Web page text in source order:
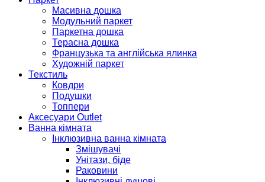
Масивна дошка
Модульний паркет
Паркетна дошка
Терасна дошка
Французька та англійська ялинка
Художній паркет
Текстиль
Ковдри
Подушки
Топпери
Аксесуари Outlet
Ванна кімната
Інклюзивна ванна кімната
Змішувачі
Унітази, біде
Раковини